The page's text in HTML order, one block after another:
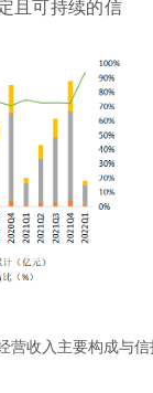
且可持续的信
营收入主要构成